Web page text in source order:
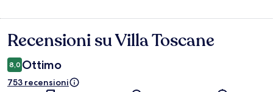
Recensioni
Recensioni su Villa Toscane
8,0 Ottimo
753 recensioni